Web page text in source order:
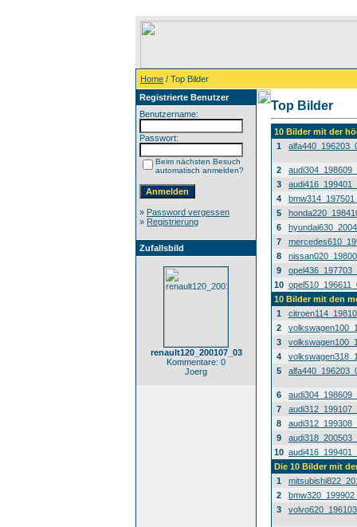
Home / Top Bilder
Registrierte Benutzer
Benutzername:
Passwort:
Beim nächsten Besuch
automatisch anmelden?
» Password vergessen
» Registrierung
Zufallsbild
renault120_200107_03
Kommentare: 0
Joerg
Top Bilder
10 Bilder mit der
1
2
3
4
5
6
7
8
9
10
10 Bilder mit den
1
2
3
4
5
6
7
8
9
10
Die 10 Bilder mit
1
2
3